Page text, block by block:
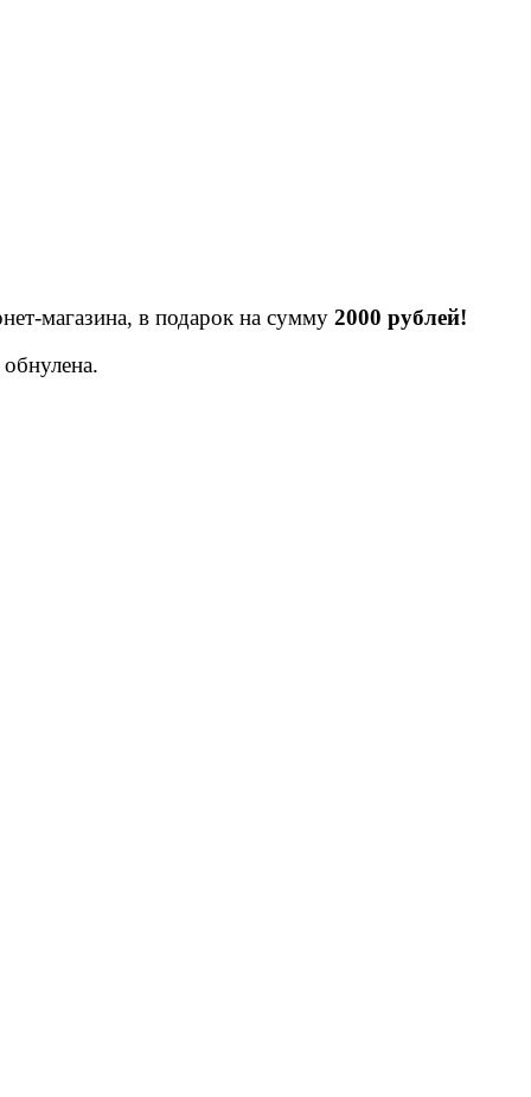
магазина, в подарок на сумму 2000 рублей!